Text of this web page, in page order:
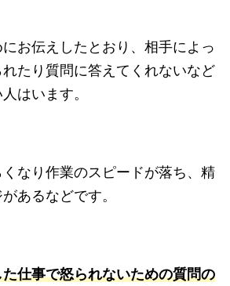
お伝えしたとおり、相手によっ
たり質問に答えてくれないなど
はいます。
なり作業のスピードが落ち、精
あるなどです。
仕事で怒られないための質問の